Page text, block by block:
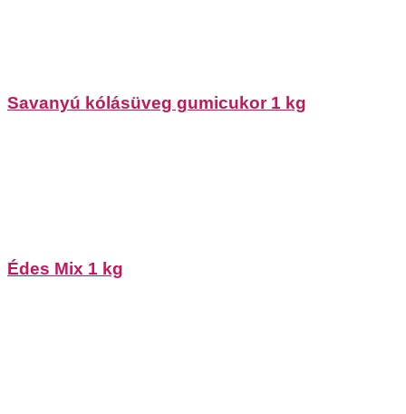
Savanyú kólásüveg gumicukor 1 kg
Édes Mix 1 kg